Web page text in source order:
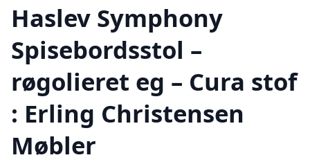
Haslev Symphony
Spisebordsstol –
røgolieret eg – Cura stof
: Erling Christensen
Møbler